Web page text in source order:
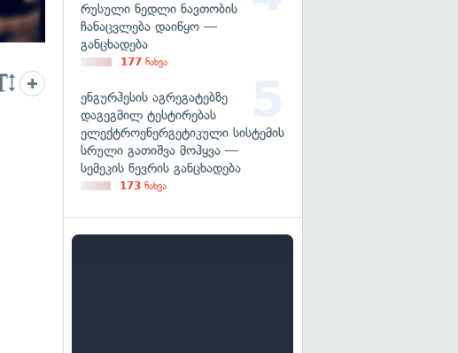
რუსული ნედლი ნავთობის
ჩანაცვლება დაიწყო —
განცხადება
177 ნახვა
ენგურჰესის აგრეგატებზე
დაგეგმილ ტესტირებას
ელექტროენერგეტიკული სისტემის
სრული გათიშვა მოჰყვა —
სემეკის წევრის განცხადება
173 ნახვა